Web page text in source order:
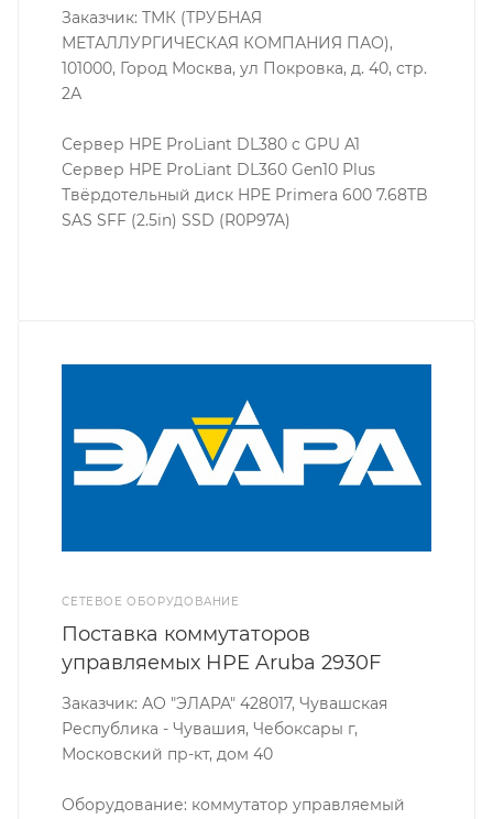
Заказчик: ТМК (ТРУБНАЯ
МЕТАЛЛУРГИЧЕСКАЯ КОМПАНИЯ ПАО),
101000, Город Москва, ул Покровка, д. 40, стр.
2А
Сервер HPE ProLiant DL380 c GPU A1
Сервер HPE ProLiant DL360 Gen10 Plus
Твёрдотельный диск HPE Primera 600 7.68TB
SAS SFF (2.5in) SSD (R0P97A)
СЕТЕВОЕ ОБОРУДОВАНИЕ
Поставка коммутаторов
управляемых HPE Aruba 2930F
Заказчик: АО "ЭЛАРА" 428017, Чувашская
Республика - Чувашия, Чебоксары г,
Московский пр-кт, дом 40
Оборудование: коммутатор управляемый